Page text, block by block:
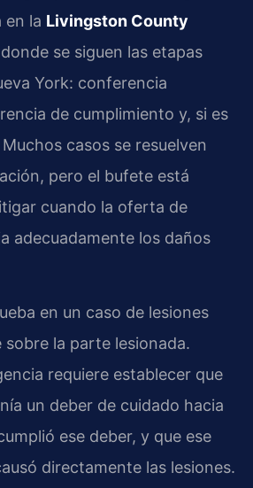
en la Livingston County
se siguen las etapas
York: conferencia
de cumplimiento y, si es
casos se resuelven
pero el bufete está
cuando la oferta de
adecuadamente los daños
en un caso de lesiones
sobre la parte lesionada.
requiere establecer que
un deber de cuidado hacia
ese deber, y que ese
directamente las lesiones.